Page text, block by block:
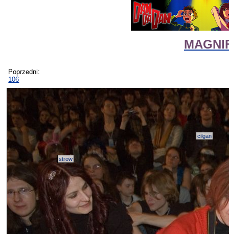
Poprzedni:
106
cilgan
strow